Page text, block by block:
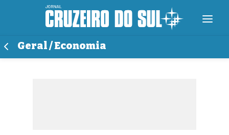
Geral / Economia